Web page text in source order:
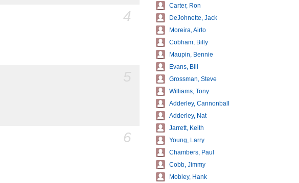
4
6
Carter, Ron
DeJohnette, Jack
Moreira, Airto
Cobham, Billy
Maupin, Bennie
Evans, Bill
Grossman, Steve
Williams, Tony
Adderley, Cannonball
Adderley, Nat
Jarrett, Keith
Young, Larry
Chambers, Paul
Cobb, Jimmy
Mobley, Hank